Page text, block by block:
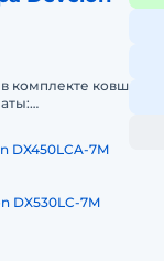
в комплекте ковш
DX450LCA-7M
DX530LC-7M